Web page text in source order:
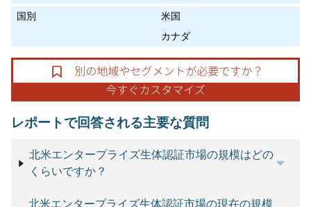
国別
米国
カナダ
レポートで回答される主要な質問
北米エンタープライズ生体認証市場の規模はどの
くらいですか？
北米エンタープライズ生体認証市場の現在の規模